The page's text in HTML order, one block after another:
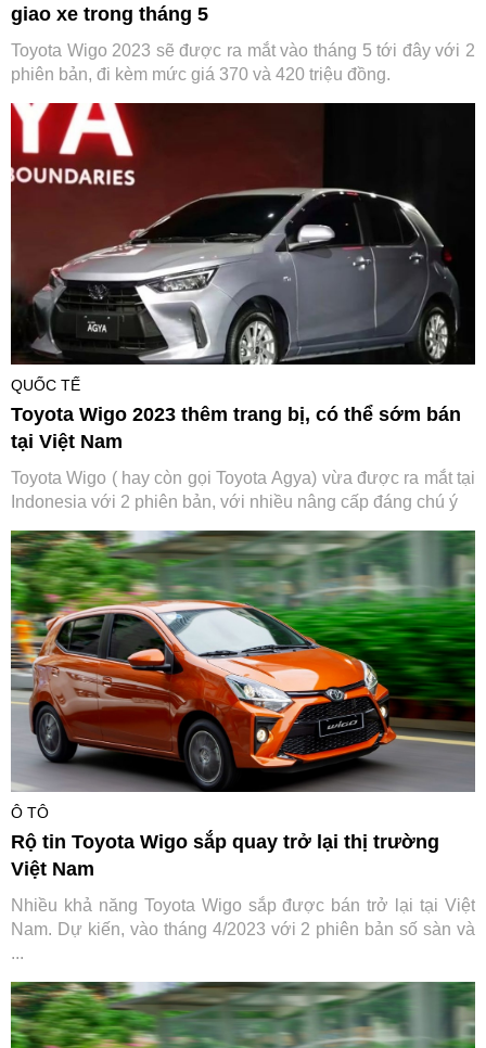
giao xe trong tháng 5
Toyota Wigo 2023 sẽ được ra mắt vào tháng 5 tới đây với 2
phiên bản, đi kèm mức giá 370 và 420 triệu đồng.
QUỐC TẾ
Toyota Wigo 2023 thêm trang bị, có thể sớm bán
tại Việt Nam
Toyota Wigo ( hay còn gọi Toyota Agya) vừa được ra mắt tại
Indonesia với 2 phiên bản, với nhiều nâng cấp đáng chú ý
Ô TÔ
Rộ tin Toyota Wigo sắp quay trở lại thị trường
Việt Nam
Nhiều khả năng Toyota Wigo sắp được bán trở lại tại Việt
Nam. Dự kiến, vào tháng 4/2023 với 2 phiên bản số sàn và
...